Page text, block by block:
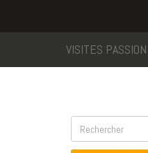
VISITES PASSION